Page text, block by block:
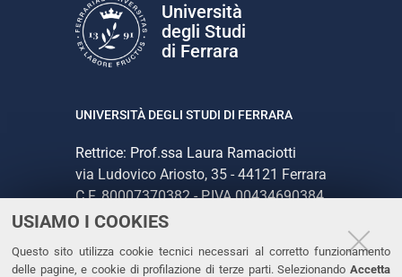
USIAMO I COOKIES
Questo sito utilizza cookie tecnici necessari al corretto funzionamento
delle pagine, e cookie di profilazione di terze parti. Selezionando Accetta
Università
degli Studi
di Ferrara
UNIVERSITÀ DEGLI STUDI DI FERRARA
Rettrice: Prof.ssa Laura Ramaciotti
via Ludovico Ariosto, 35 - 44121 Ferrara
C.F. 80007370382 - P.IVA 00434690384
CONTATTI